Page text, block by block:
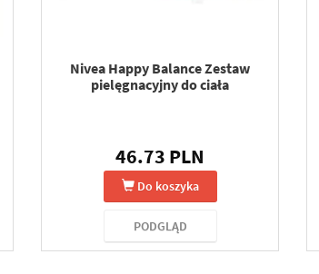
Nivea Happy Balance Zestaw
pielęgnacyjny do ciała
46.73 PLN
Do koszyka
PODGLĄD